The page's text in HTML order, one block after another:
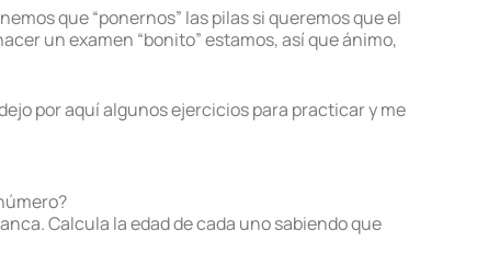
que “ponernos” las pilas si queremos que el
un examen “bonito” estamos, así que ánimo,
por aquí algunos ejercicios para practicar y me
Calcula la edad de cada uno sabiendo que